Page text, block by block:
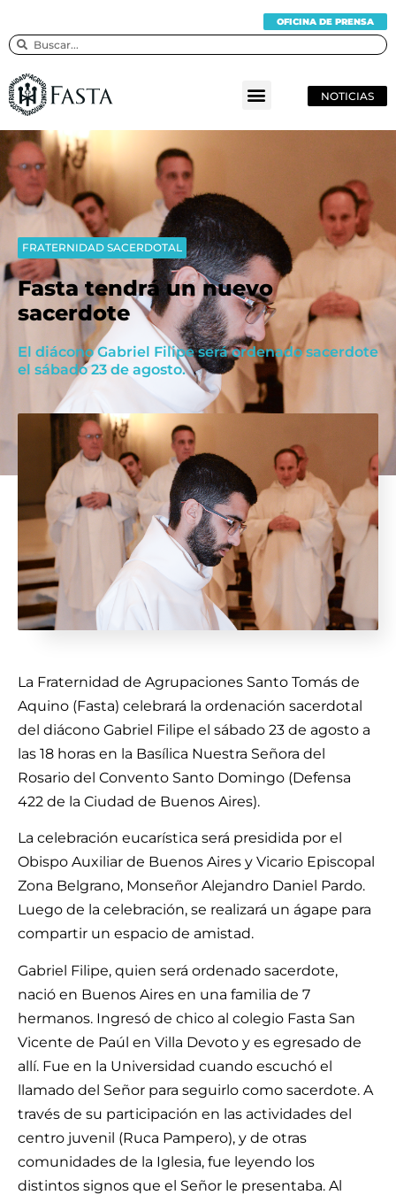
OFICINA DE PRENSA
NOTICIAS
FRATERNIDAD SACERDOTAL
Fasta tendrá un nuevo
sacerdote
El diácono Gabriel Filipe será ordenado sacerdote
el sábado 23 de agosto.
La Fraternidad de Agrupaciones Santo Tomás de
Aquino (Fasta) celebrará la ordenación sacerdotal
del diácono Gabriel Filipe el sábado 23 de agosto a
las 18 horas en la Basílica Nuestra Señora del
Rosario del Convento Santo Domingo (Defensa
422 de la Ciudad de Buenos Aires).
La celebración eucarística será presidida por el
Obispo Auxiliar de Buenos Aires y Vicario Episcopal
Zona Belgrano, Monseñor Alejandro Daniel Pardo.
Luego de la celebración, se realizará un ágape para
compartir un espacio de amistad.
Gabriel Filipe, quien será ordenado sacerdote,
nació en Buenos Aires en una familia de 7
hermanos. Ingresó de chico al colegio Fasta San
Vicente de Paúl en Villa Devoto y es egresado de
allí. Fue en la Universidad cuando escuchó el
llamado del Señor para seguirlo como sacerdote. A
través de su participación en las actividades del
centro juvenil (Ruca Pampero), y de otras
comunidades de la Iglesia, fue leyendo los
distintos signos que el Señor le presentaba. Al